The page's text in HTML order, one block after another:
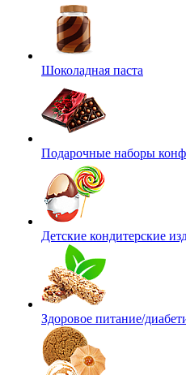
Шоколадная паста
Подарочные наборы
Детские кондитерские
Здоровое питание/